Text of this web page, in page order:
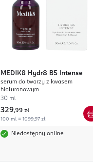
MEDIK8 Hydr8 B5 Intense
serum do twarzy z kwasem
hialuronowym
30 ml
329,99 zł
100 ml = 1099,97 zł
Niedostępny online